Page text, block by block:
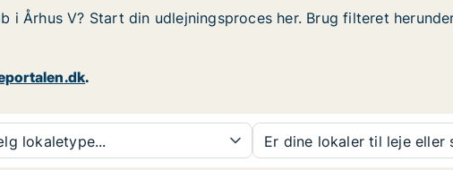
Århus V? Start din udlejningsproces her. Brug filteret
.
lokaletype... Er dine lokaler til leje eller